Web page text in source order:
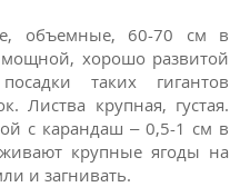
объемные, 60-70 см в
хорошо развитой
таких гигантов
Листва крупная, густая.
с карандаш – 0,5-1 см в
крупные ягоды на
и загнивать.